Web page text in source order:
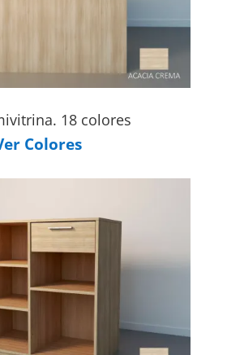
18 colores
Colores